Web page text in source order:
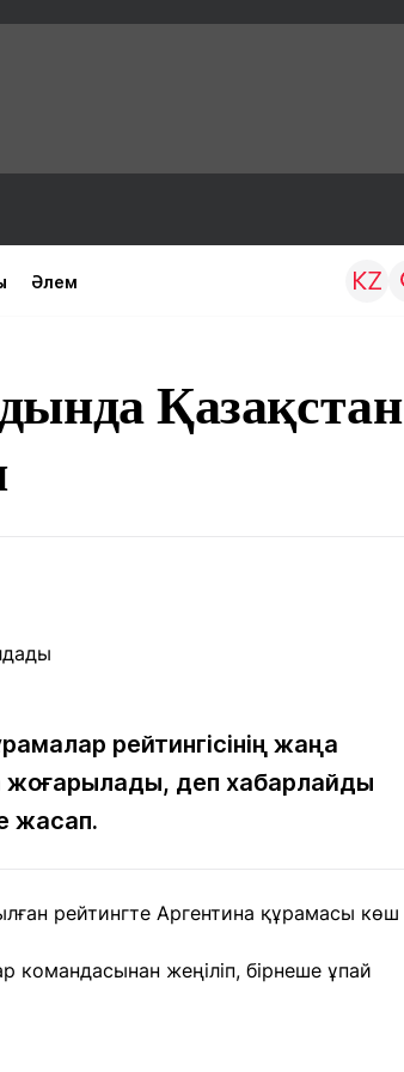
Әлем
Баспасөз
релиздері
Ашық түсті
Қазақстан
рейтингісінің жаңа
жоғарылады, деп хабарлайды
жасап.
рейтингте Аргентина құрамасы көш
командасынан жеңіліп, бірнеше ұпай